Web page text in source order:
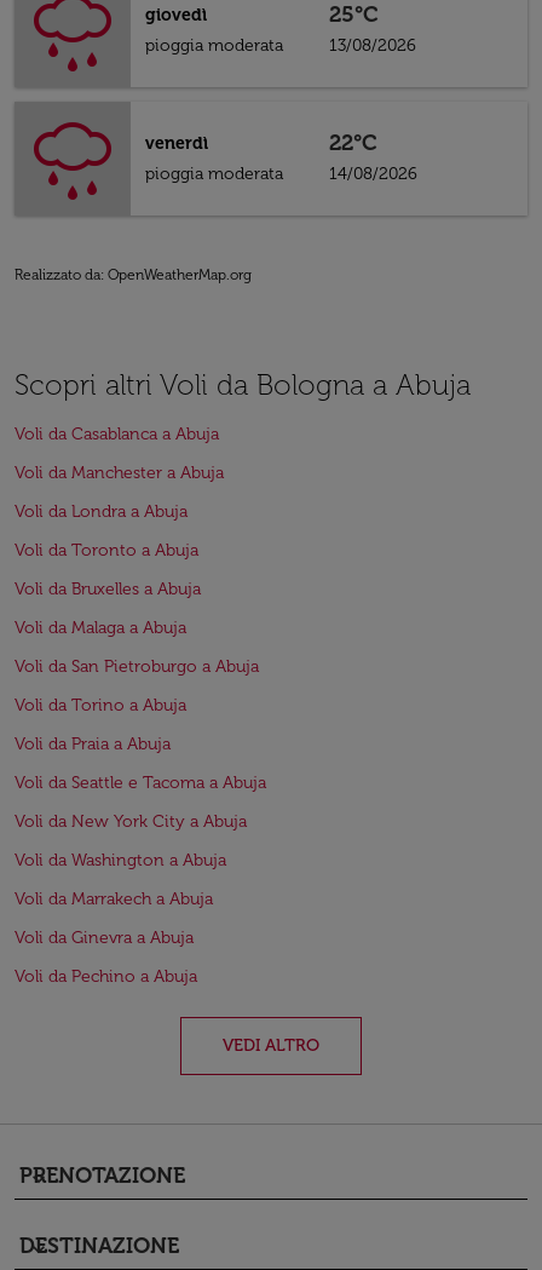
giovedì
pioggia moderata
25°C
13/08/2026
venerdì
pioggia moderata
22°C
14/08/2026
Realizzato da: OpenWeatherMap.org
Scopri altri Voli da Bologna a Abuja
Voli da Casablanca a Abuja
Voli da Manchester a Abuja
Voli da Londra a Abuja
Voli da Toronto a Abuja
Voli da Bruxelles a Abuja
Voli da Malaga a Abuja
Voli da San Pietroburgo a Abuja
Voli da Torino a Abuja
Voli da Praia a Abuja
Voli da Seattle e Tacoma a Abuja
Voli da New York City a Abuja
Voli da Washington a Abuja
Voli da Marrakech a Abuja
Voli da Ginevra a Abuja
Voli da Pechino a Abuja
VEDI ALTRO
PRENOTAZIONE
keyboard_arrow_down
DESTINAZIONE
keyboard_arrow_down